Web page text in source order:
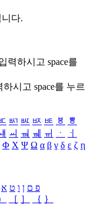
다.
력하시고 space를
하시고 space를 누르
ㅴ ㅵ ㅶ ㅷ ㅸ
ㅹ
ㆉ ㆊ ㆋ ㆌ ㆍ
ㆎ
Φ Χ Ψ Ω α β γ δ ε ζ η
פ ם ן ו ט א
［ ］ ｛ ｝